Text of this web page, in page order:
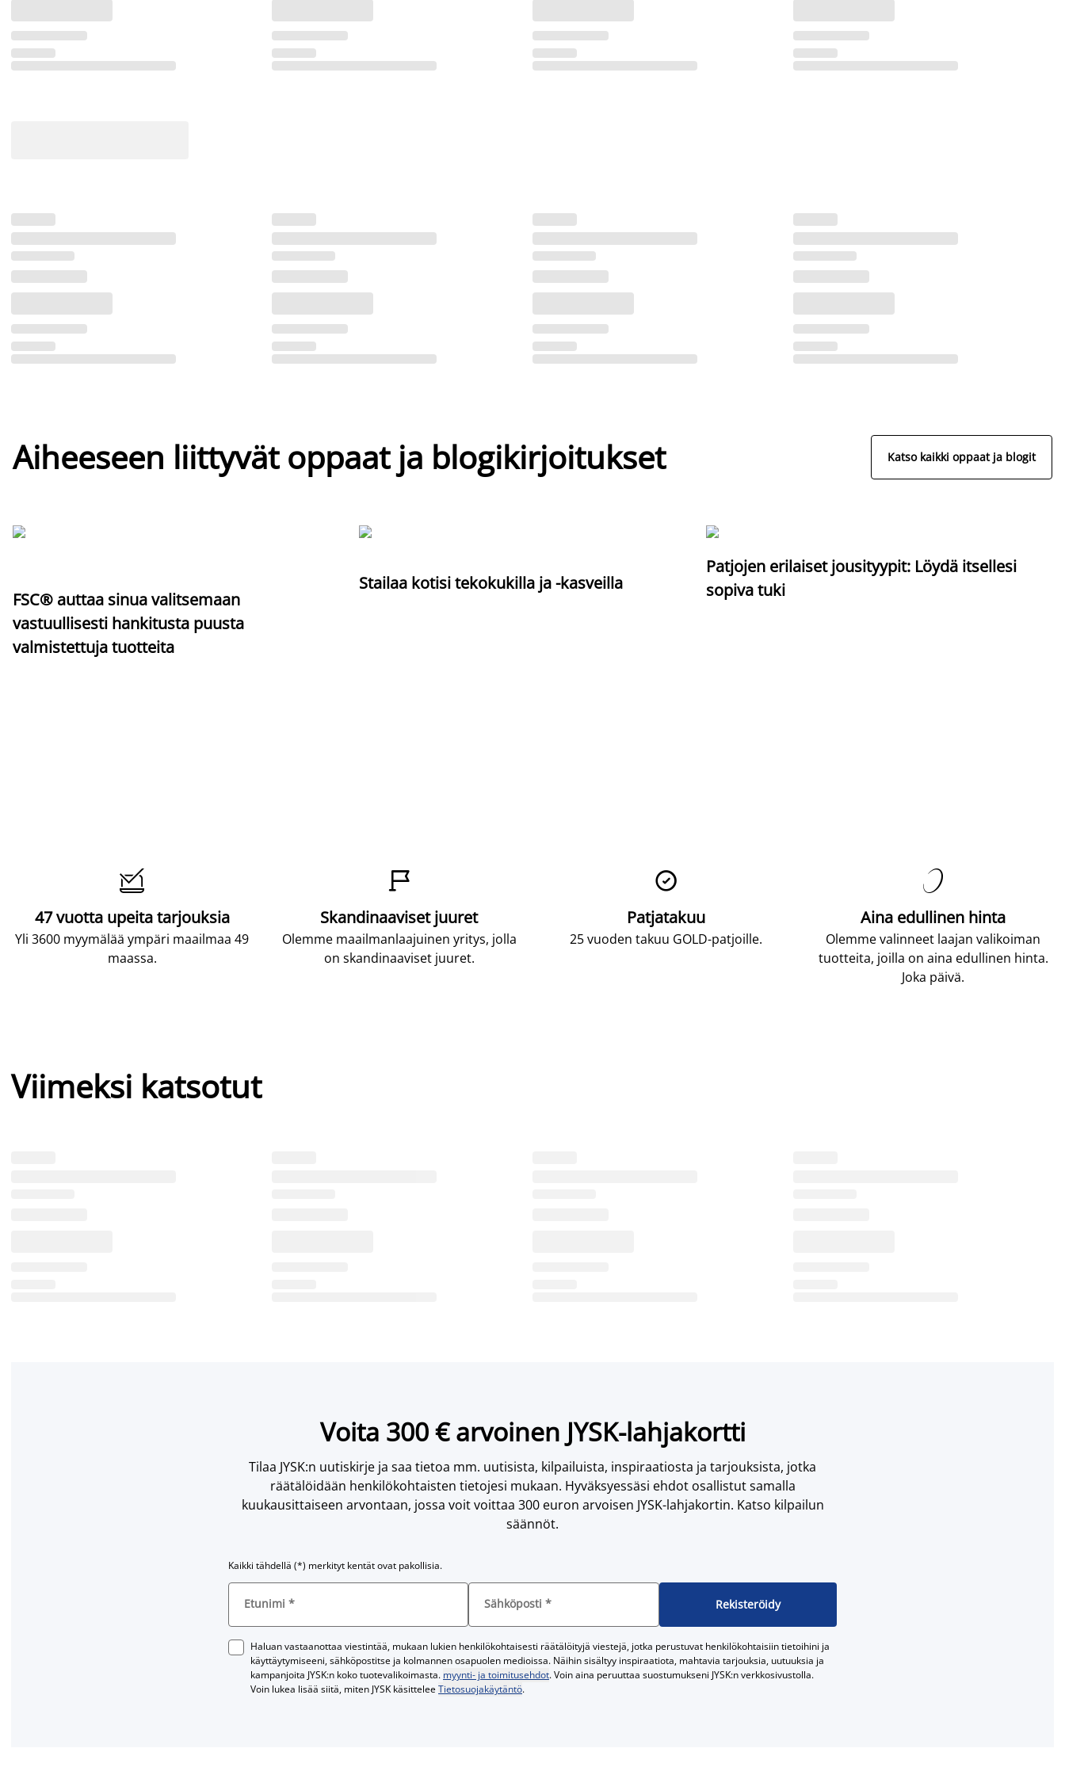
Aiheeseen liittyvät oppaat ja blogikirjoitukset Katso kaikki oppaat ja blogit
FSC® auttaa sinua valitsemaan
vastuullisesti hankitusta puusta
valmistettuja tuotteita
Stailaa kotisi tekokukilla ja -kasveilla
Patjojen erilaiset jousityypit: Löydä itsellesi
sopiva tuki

47 vuotta upeita tarjouksia
Yli 3600 myymälää ympäri maailmaa 49
maassa.

Skandinaaviset juuret
Olemme maailmanlaajuinen yritys, jolla
on skandinaaviset juuret.

Patjatakuu
25 vuoden takuu GOLD-patjoille.

Aina edullinen hinta
Olemme valinneet laajan valikoiman
tuotteita, joilla on aina edullinen hinta.
Joka päivä.
Viimeksi katsotut
Voita 300 € arvoinen JYSK-lahjakortti
Tilaa JYSK:n uutiskirje ja saa tietoa mm. uutisista, kilpailuista, inspiraatiosta ja tarjouksista, jotka
räätälöidään henkilökohtaisten tietojesi mukaan. Hyväksyessäsi ehdot osallistut samalla
kuukausittaiseen arvontaan, jossa voit voittaa 300 euron arvoisen JYSK-lahjakortin. Katso kilpailun
säännöt.
Kaikki tähdellä (*) merkityt kentät ovat pakollisia.
Etunimi * Sähköposti * Rekisteröidy
Haluan vastaanottaa viestintää, mukaan lukien henkilökohtaisesti räätälöityjä viestejä, jotka perustuvat henkilökohtaisiin tietoihini ja
käyttäytymiseeni, sähköpostitse ja kolmannen osapuolen medioissa. Näihin sisältyy inspiraatiota, mahtavia tarjouksia, uutuuksia ja
kampanjoita JYSK:n koko tuotevalikoimasta. myynti- ja toimitusehdot. Voin aina peruuttaa suostumukseni JYSK:n verkkosivustolla.
Voin lukea lisää siitä, miten JYSK käsitteleeTietosuojakäytäntö.